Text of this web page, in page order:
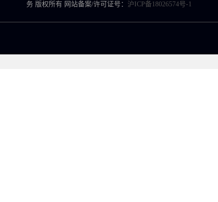
务 版权所有 网站备案/许可证号： 沪ICP备18026574号-1